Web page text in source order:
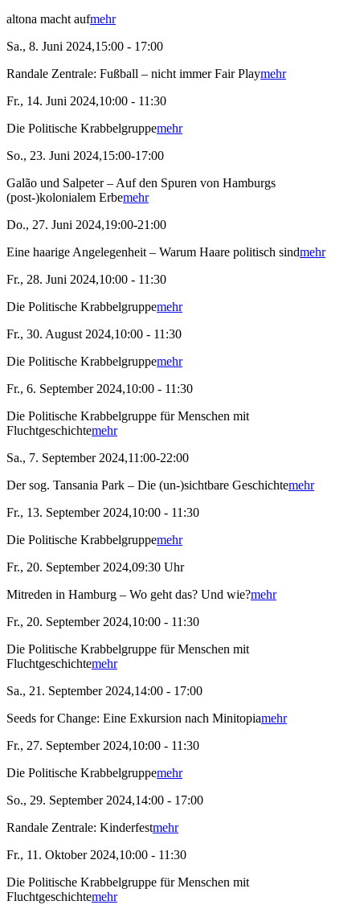
altona macht aufmehr
Sa., 8. Juni 2024,15:00 - 17:00
Randale Zentrale: Fußball – nicht immer Fair Playmehr
Fr., 14. Juni 2024,10:00 - 11:30
Die Politische Krabbelgruppemehr
So., 23. Juni 2024,15:00-17:00
Galão und Salpeter – Auf den Spuren von Hamburgs
(post-)kolonialem Erbemehr
Do., 27. Juni 2024,19:00-21:00
Eine haarige Angelegenheit – Warum Haare politisch sindmehr
Fr., 28. Juni 2024,10:00 - 11:30
Die Politische Krabbelgruppemehr
Fr., 30. August 2024,10:00 - 11:30
Die Politische Krabbelgruppemehr
Fr., 6. September 2024,10:00 - 11:30
Die Politische Krabbelgruppe für Menschen mit
Fluchtgeschichtemehr
Sa., 7. September 2024,11:00-22:00
Der sog. Tansania Park – Die (un-)sichtbare Geschichtemehr
Fr., 13. September 2024,10:00 - 11:30
Die Politische Krabbelgruppemehr
Fr., 20. September 2024,09:30 Uhr
Mitreden in Hamburg – Wo geht das? Und wie?mehr
Fr., 20. September 2024,10:00 - 11:30
Die Politische Krabbelgruppe für Menschen mit
Fluchtgeschichtemehr
Sa., 21. September 2024,14:00 - 17:00
Seeds for Change: Eine Exkursion nach Minitopiamehr
Fr., 27. September 2024,10:00 - 11:30
Die Politische Krabbelgruppemehr
So., 29. September 2024,14:00 - 17:00
Randale Zentrale: Kinderfestmehr
Fr., 11. Oktober 2024,10:00 - 11:30
Die Politische Krabbelgruppe für Menschen mit
Fluchtgeschichtemehr